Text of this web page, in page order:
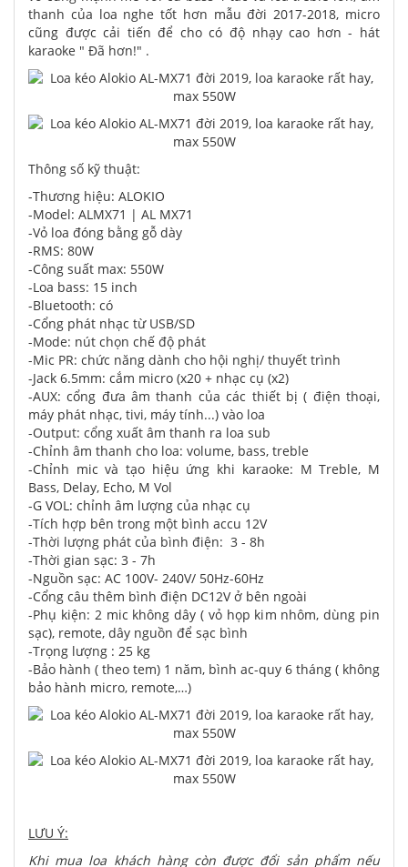
thanh của loa nghe tốt hơn mẫu đời 2017-2018, micro
cũng được cải tiến để cho có độ nhạy cao hơn - hát
karaoke " Đã hơn!" .
Thông số kỹ thuật:
-Thương hiệu: ALOKIO
-Model: ALMX71 | AL MX71
-Vỏ loa đóng bằng gỗ dày
-RMS: 80W
-Công suất max: 550W
-Loa bass: 15 inch
-Bluetooth: có
-Cổng phát nhạc từ USB/SD
-Mode: nút chọn chế độ phát
-Mic PR: chức năng dành cho hội nghị/ thuyết trình
-Jack 6.5mm: cắm micro (x20 + nhạc cụ (x2)
-AUX: cổng đưa âm thanh của các thiết bị ( điện thoại,
máy phát nhạc, tivi, máy tính...) vào loa
-Output: cổng xuất âm thanh ra loa sub
-Chỉnh âm thanh cho loa: volume, bass, treble
-Chỉnh mic và tạo hiệu ứng khi karaoke: M Treble, M
Bass, Delay, Echo, M Vol
-G VOL: chỉnh âm lượng của nhạc cụ
-Tích hợp bên trong một bình accu 12V
-Thời lượng phát của bình điện: 3 - 8h
-Thời gian sạc: 3 - 7h
-Nguồn sạc: AC 100V- 240V/ 50Hz-60Hz
-Cổng câu thêm bình điện DC12V ở bên ngoài
-Phụ kiện: 2 mic không dây ( vỏ họp kim nhôm, dùng pin
sạc), remote, dây nguồn để sạc bình
-Trọng lượng : 25 kg
-Bảo hành ( theo tem) 1 năm, bình ac-quy 6 tháng ( không
bảo hành micro, remote,…)
LƯU Ý:
Khi mua loa khách hàng còn được đổi sản phẩm nếu